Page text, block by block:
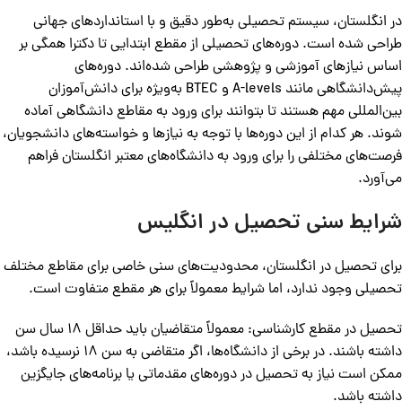
در انگلستان، سیستم تحصیلی به‌طور دقیق و با استانداردهای جهانی
طراحی شده است. دوره‌های تحصیلی از مقطع ابتدایی تا دکترا همگی بر
اساس نیازهای آموزشی و پژوهشی طراحی شده‌اند. دوره‌های
پیش‌دانشگاهی مانند A-levels و BTEC به‌ویژه برای دانش‌آموزان
بین‌المللی مهم هستند تا بتوانند برای ورود به مقاطع دانشگاهی آماده
شوند. هر کدام از این دوره‌ها با توجه به نیازها و خواسته‌های دانشجویان،
فرصت‌های مختلفی را برای ورود به دانشگاه‌های معتبر انگلستان فراهم
می‌آورد.
شرایط سنی تحصیل در انگلیس
برای تحصیل در انگلستان، محدودیت‌های سنی خاصی برای مقاطع مختلف
تحصیلی وجود ندارد، اما شرایط معمولاً برای هر مقطع متفاوت است.
تحصیل در مقطع کارشناسی: معمولاً متقاضیان باید حداقل 18 سال سن
داشته باشند. در برخی از دانشگاه‌ها، اگر متقاضی به سن 18 نرسیده باشد،
ممکن است نیاز به تحصیل در دوره‌های مقدماتی یا برنامه‌های جایگزین
داشته باشد.